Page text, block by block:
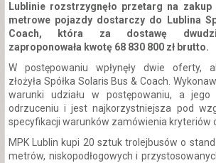
Lublinie rozstrzygnęło przetarg na
metrowe pojazdy dostarczy do Lublina
Coach, która za dostawę
zaproponowała kwotę 68 830 800 zł brutto.
W postępowaniu wpłynęły dwie oferty,
złożyła Spółka Solaris Bus & Coach.
warunki udziału w postępowaniu, a
odrzuceniu i jest najkorzystniejsza pod
specyfikacji warunków zamówienia kryteriów
MPK Lublin kupi 20 sztuk trolejbusów o
metrów, niskopodłogowych i